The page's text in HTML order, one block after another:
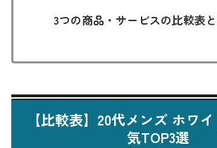
3つの商品・サービスの比較表
【比較表】20代メンズ ホワ
気TOP3選